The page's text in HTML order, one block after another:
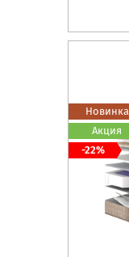
Новинка
Акция
-22%